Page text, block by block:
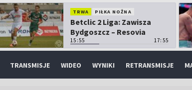
TRWA PIŁKA NOŻNA
Betclic 2 Liga: Zawisza
Bydgoszcz – Resovia
15:55 17:55
TRANSMISJE WIDEO WYNIKI RETRANSMISJE